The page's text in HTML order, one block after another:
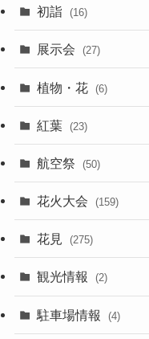
初詣 (16)
展示会 (27)
植物・花 (6)
紅葉 (23)
航空祭 (50)
花火大会 (159)
花見 (275)
観光情報 (2)
駐車場情報 (4)